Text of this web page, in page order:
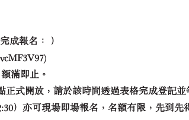
成報名： ）
滿即止。
正式開放，請於該時間透過表格完成登記並
）亦可現場即場報名，名額有限，先到先